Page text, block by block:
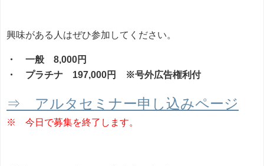
興味がある人はぜひ参加してください。
・ 一般 8,000円
・ プラチナ 197,000円 ※号外広告権利付
⇒ アルタセミナー申し込みページ
※ 今日で募集を終了します。